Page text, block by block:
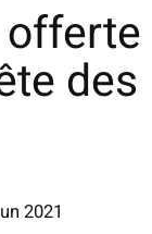
des
2021